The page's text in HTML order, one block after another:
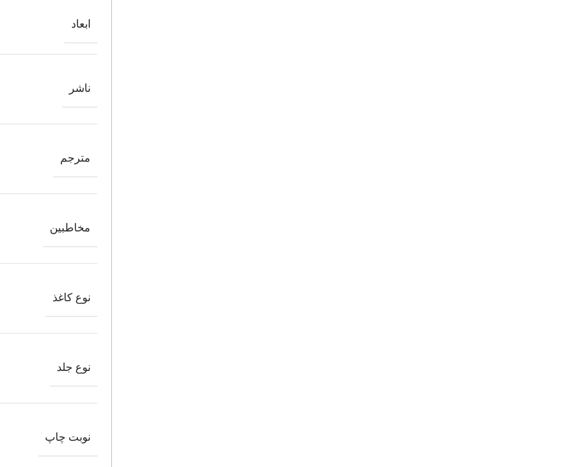
ابعاد
ناشر
مترجم
مخاطبین
نوع کاغذ
نوع جلد
نوبت چاپ